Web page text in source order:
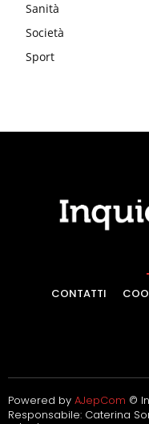
Sanità
Società
Sport
CONTATTI
Powered by AJepCom ©
Responsabile: Caterina